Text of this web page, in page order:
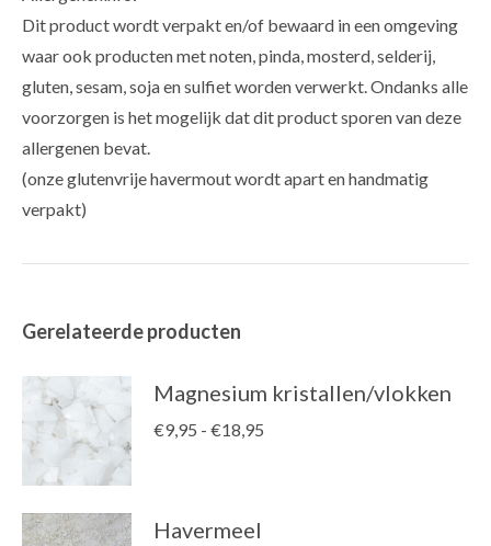
Dit product wordt verpakt en/of bewaard in een omgeving
waar ook producten met noten, pinda, mosterd, selderij,
gluten, sesam, soja en sulfiet worden verwerkt. Ondanks alle
voorzorgen is het mogelijk dat dit product sporen van deze
allergenen bevat.
(onze glutenvrije havermout wordt apart en handmatig
verpakt)
Gerelateerde producten
Magnesium kristallen/vlokken
€9,95 - €18,95
Havermeel